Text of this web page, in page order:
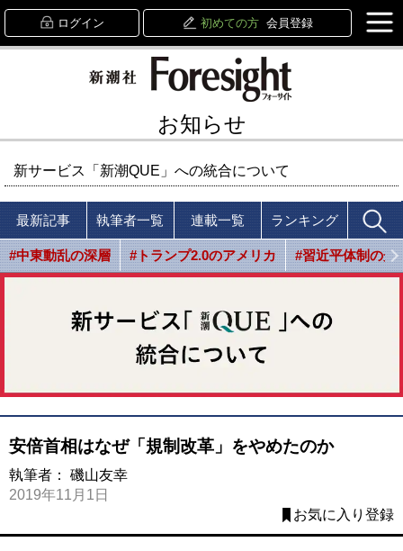
ログイン 初めての方 会員登録
お知らせ
新サービス「新潮QUE」への統合について
最新記事 執筆者一覧 連載一覧 ランキング
#中東動乱の深層 #トランプ2.0のアメリカ #習近平体制の光
安倍首相はなぜ「規制改革」をやめたのか
執筆者： 磯山友幸
2019年11月1日
お気に入り登録